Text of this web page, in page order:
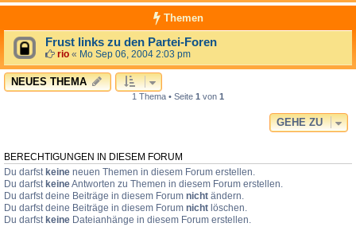
Themen
Frust links zu den Partei-Foren
rio « Mo Sep 06, 2004 2:03 pm
NEUES THEMA
1 Thema • Seite 1 von 1
GEHE ZU
BERECHTIGUNGEN IN DIESEM FORUM
Du darfst keine neuen Themen in diesem Forum erstellen.
Du darfst keineAntworten zu Themen in diesem Forum erstellen.
Du darfst deine Beiträge in diesem Forum nicht ändern.
Du darfst deine Beiträge in diesem Forum nicht löschen.
Du darfst keine Dateianhänge in diesem Forum erstellen.